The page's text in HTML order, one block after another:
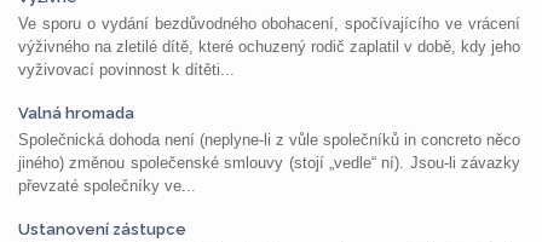
Ve sporu o vydání bezdůvodného obohacení, spočívajícího ve vrácení
výživného na zletilé dítě, které ochuzený rodič zaplatil v době, kdy jeho
vyživovací povinnost k dítěti...
Valná hromada
Společnická dohoda není (neplyne-li z vůle společníků in concreto něco
jiného) změnou společenské smlouvy (stojí „vedle“ ní). Jsou-li závazky
převzaté společníky ve...
Ustanovení zástupce